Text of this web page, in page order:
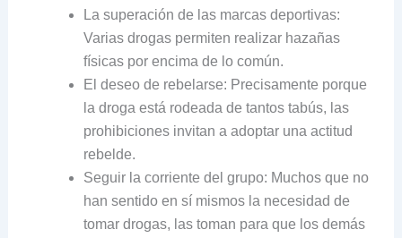
La superación de las marcas deportivas:
Varias drogas permiten realizar hazañas
físicas por encima de lo común.
El deseo de rebelarse: Precisamente porque
la droga está rodeada de tantos tabús, las
prohibiciones invitan a adoptar una actitud
rebelde.
Seguir la corriente del grupo: Muchos que no
han sentido en sí mismos la necesidad de
tomar drogas, las toman para que los demás